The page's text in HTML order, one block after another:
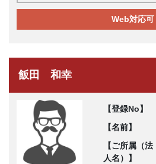
Web対応可
飯田 和幸
【登録No】
【名前】
【ご所属（法
人名）】